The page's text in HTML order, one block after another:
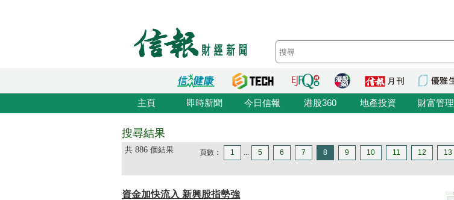
主頁 即時新聞 今日信報 港股360 地產投資 財富管理
搜尋結果
共 886 個結果 頁數： 1 ... 5 6 7 8 9 10 11 12 13
資金加快流入 新興股指勢強